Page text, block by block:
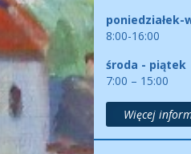
poniedziałek-
8:00-16:00
środa - piątek
7:00 – 15:00
Więcej